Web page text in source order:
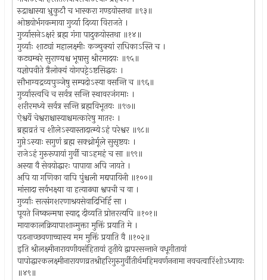
रुद्राश्चास्या भ्रुकुटौ च भास्करा गण्डयोस्तथा ॥९३॥
ओष्ठयोर्भगवन्माया गुर्व्या दिव्या विराजते ।
गुर्व्यासनेऽक्षरं ब्रह्म गंगा पादुकयोस्तथा ॥१४॥
गुर्व्याः शाट्यां महालक्ष्मीः कञ्चुक्यां राधिकाऽस्ति च ।
कट्यम्बरे सुराण्यश्च भूषासु श्रीरमादयः ॥९५॥
यज्ञोपवीते त्रैलोक्यं योगपट्टेऽष्टसिद्धयः ।
सौभाग्यद्रव्यपुञ्जेषु सम्पदोऽस्या वसन्ति च ॥९६॥
गुर्व्यास्त्वचि च सर्वत्र सन्ति स्थावरजंगमाः ।
शरीरमध्ये सर्वत्र सन्ति ब्रह्मविभूतयः ॥९७॥
ऐश्वर्ये चेश्वराश्चास्याश्चमत्कारेषु मातरः ।
ब्रह्मव्रतं च शीलेऽस्यास्तादात्म्येऽहं परेश्वर ॥९८॥
गुप्तेऽस्याः सगुणं ब्रह्म सक्थ्नोर्मूले सुसृष्टयः ।
राजेऽहं गुरुरूपायां गुर्वी चाऽहमहं च सा ॥९९॥
अस्या वै सेवयोद्धारः पापाया अपि जायते ।
अपि या गणिका वापि पुंश्चली मद्यपायिनी ॥१००॥
मांसादा सर्वभक्ष्या वा हत्याढ्या श्वपची च वा ।
गुर्व्याः सत्संगशरणाश्रयसेवादिभिर्हि सा ।
पूयते निष्कल्मषा स्याद् दीव्यति प्रोत्तरत्यपि ॥१०१॥
मायाकालक्रियापाशान्मुक्ता मुक्तिं प्रयाति मे ।
पठनाच्छवणाच्चास्य मम मुक्तिं प्रयाति वै ॥१०२॥
इति श्रीलक्ष्मीनारायणीयसंहितायां तृतीये द्वापरसन्ताने वधूगीतायां
पापोद्धारकलक्ष्मीनारायणव्रतश्रीहरिगुरुगुर्वीतीर्थमहिमवर्णननामा नवचत्वारिंशोऽध्यायः
॥४९॥